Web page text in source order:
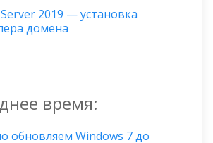
2019 — установка
домена
время:
обновляем Windows 7 до